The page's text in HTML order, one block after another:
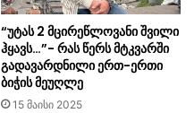
“უტას 2 მცირეწლოვანი შვილი
ჰყავს…”- რას წერს მტკვარში
გადავარდნილი ერთ-ერთი
ბიჭის მეუღლე
15 მაისი 2025